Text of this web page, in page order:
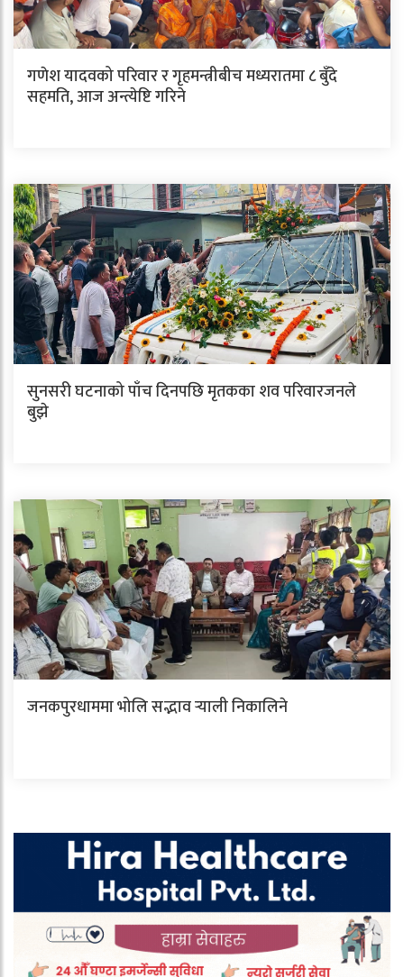
गणेश यादवको परिवार र गृहमन्त्रीबीच मध्यरातमा ८ बुँदे
सहमति, आज अन्त्येष्टि गरिने
सुनसरी घटनाको पाँच दिनपछि मृतकका शव परिवारजनले
बुझे
जनकपुरधाममा भोलि सद्भाव र्‍याली निकालिने